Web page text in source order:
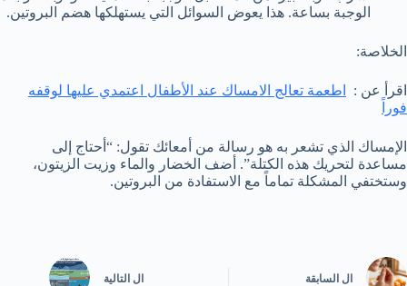
الوجبة بساعة. هذا يعوض السوائل التي يستهلكها هضم البروتين.
الخلاصة:
اقرأ عن :
اطعمة تعالج الامساك عند الأطفال اعتمدي عليها لوقفه
فوراً
الإمساك الذي تشعر به هو رسالة من أمعائك تقول: “أحتاج إلى
مساعدة لتحريك هذه الكتلة”. أضف الخضار والماء وزيت الزيتون،
وستختفي المشكلة تماماً مع الاستفادة من البروتين.
ال السابقة ال التالية